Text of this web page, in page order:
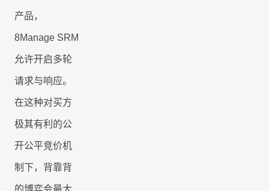
产品，
8Manage SRM
允许开启多轮
请求与响应。
在这种对买方
极其有利的公
开公平竞价机
制下，背靠背
的博弈会最大